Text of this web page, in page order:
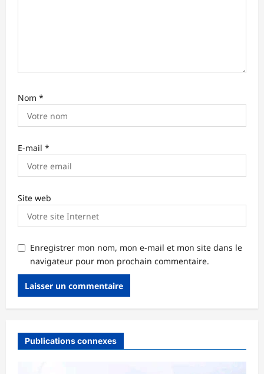
Nom *
E-mail *
Site web
Enregistrer mon nom, mon e-mail et mon site dans le
navigateur pour mon prochain commentaire.
Publications connexes